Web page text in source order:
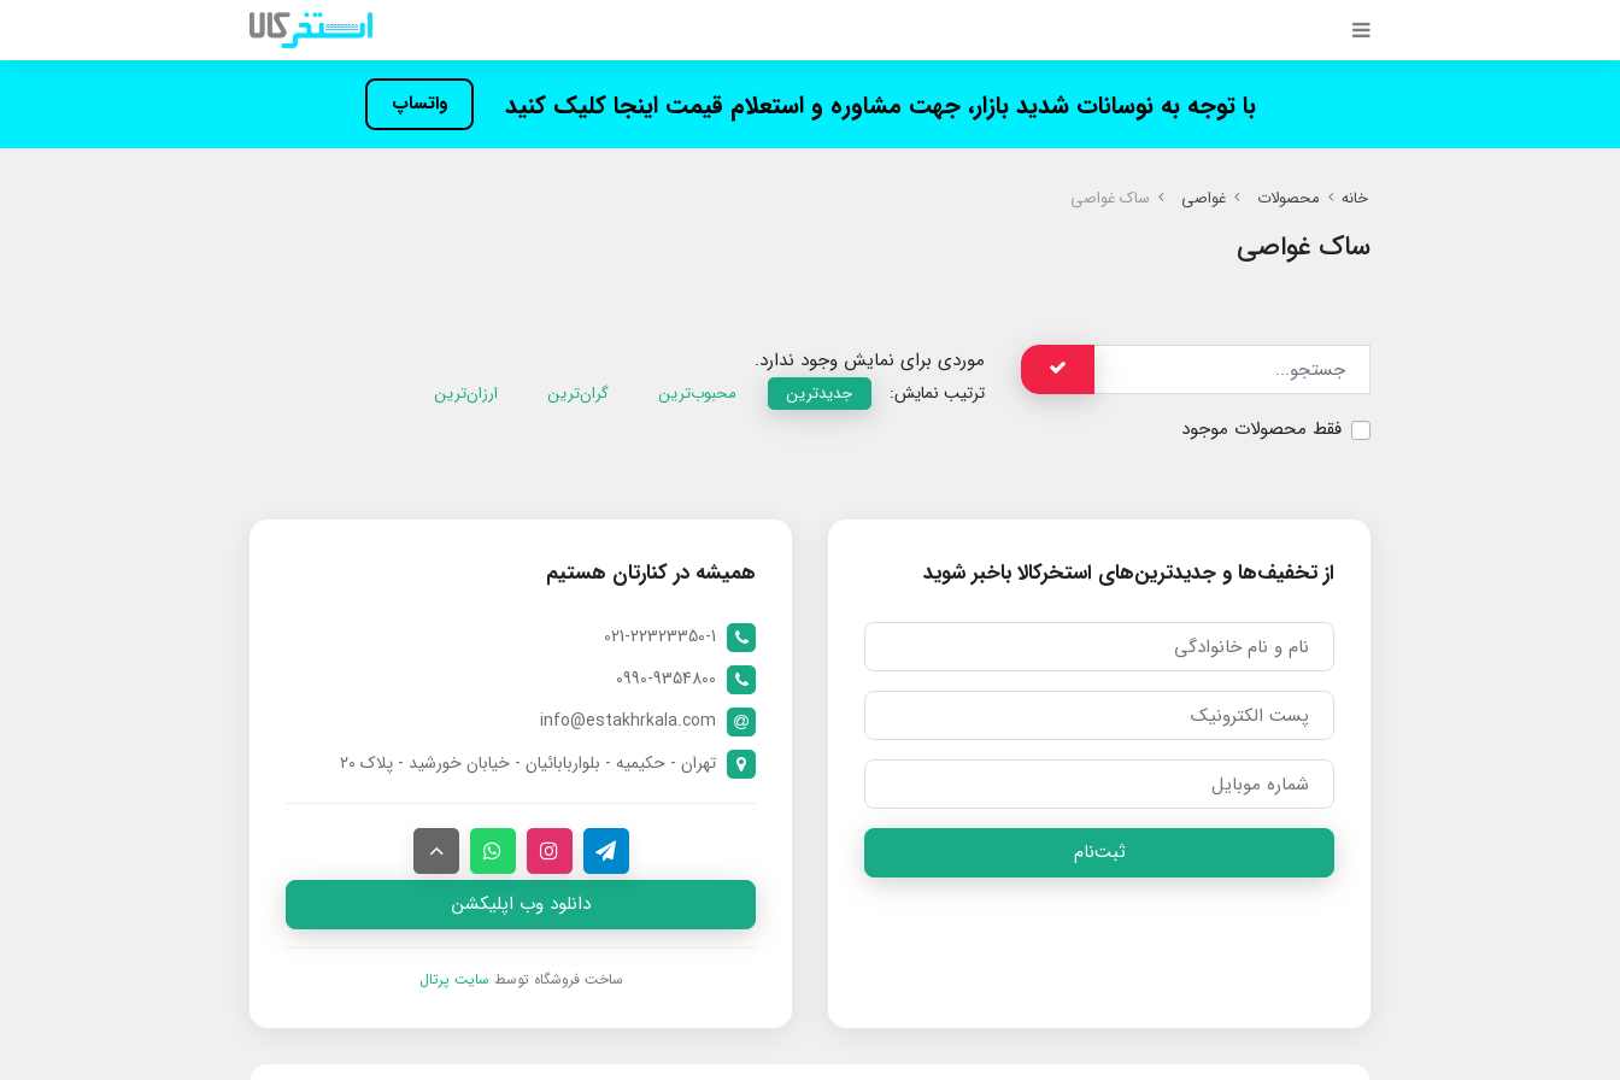
با توجه به نوسانات شدید بازار، جهت مشاوره و استعلام قیمت اینجا کلیک کنید واتساپ
خانه محصولات غواصی ساک غواصی
ساک غواصی
فقط محصولات موجود
موردی برای نمایش وجود ندارد.
ترتیب نمایش: جدیدترین محبوب‌ترین گران‌ترین ارزان‌ترین
از تخفیف‌ها و جدیدترین‌های استخرکالا باخبر شوید
ثبت‌نام
همیشه در کنارتان هستیم
021-22323350-1
0990-9354800
info@estakhrkala.com
تهران - حکیمیه - بلواربابائیان - خیابان خورشید - پلاک ۲۰
دانلود وب اپلیکشن
ساخت فروشگاه توسط سایت پرتال